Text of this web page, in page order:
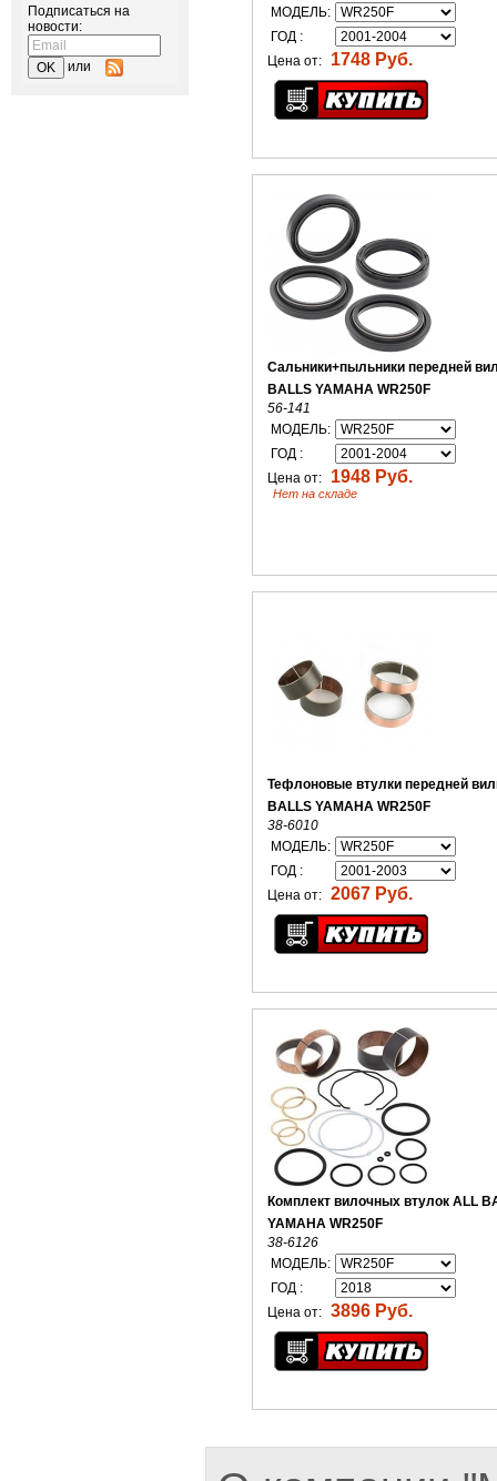
Подписаться на
новости:
или
МОДЕЛЬ:
ГОД :
Цена от:
1748 Руб.
Сальники+пыльники передней
BALLS YAMAHA WR250F
56-141
МОДЕЛЬ:
ГОД :
Цена от:
1948 Руб.
Нет на складе
Тефлоновые втулки передней
BALLS YAMAHA WR250F
38-6010
МОДЕЛЬ:
ГОД :
Цена от: 2067 Руб.
Комплект вилочных втулок ALL
YAMAHA WR250F
38-6126
МОДЕЛЬ:
ГОД :
Цена от: 3896 Руб.